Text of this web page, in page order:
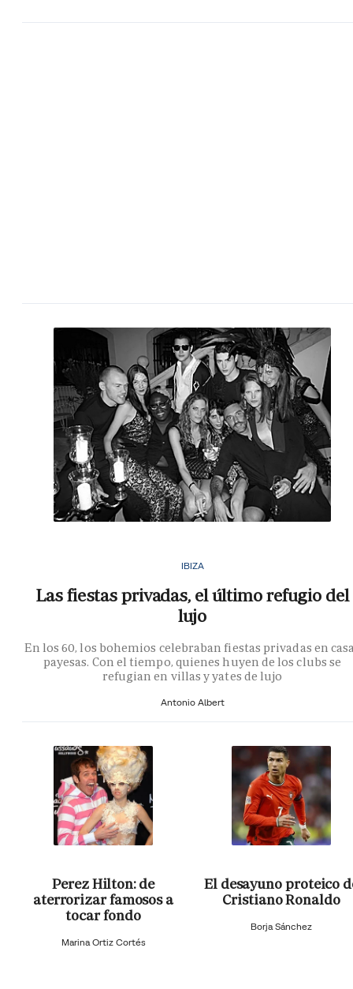
IBIZA
Las fiestas privadas, el último refugio del
lujo
En los 60, los bohemios celebraban fiestas privadas en
payesas. Con el tiempo, quienes huyen de los clubs se
refugian en villas y yates de lujo
Antonio Albert
Perez Hilton: de
aterrorizar famosos a
tocar fondo
Marina Ortiz Cortés
El desayuno proteico
Cristiano Ronaldo
Borja Sánchez